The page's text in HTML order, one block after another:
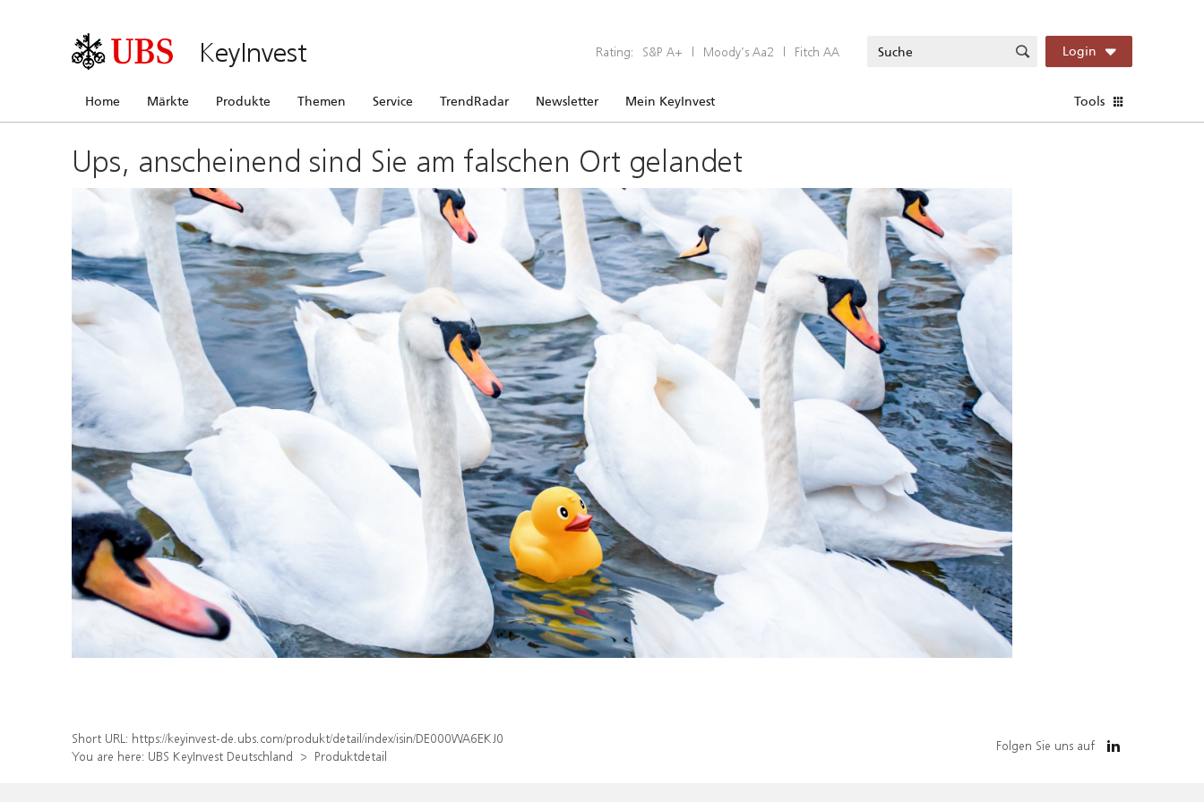
KeyInvest Rating: S&P A+ | Moody’s Aa2 | Fitch AA Login
Home Märkte Produkte Themen Service TrendRadar Newsletter Mein KeyInvest Tools
Ups, anscheinend sind Sie am falschen Ort gelandet
Short URL: https://keyinvest-de.ubs.com/produkt/detail/index/isin/DE000WA6EKJ0
You are here: UBS KeyInvest Deutschland Produktdetail
Folgen Sie uns auf